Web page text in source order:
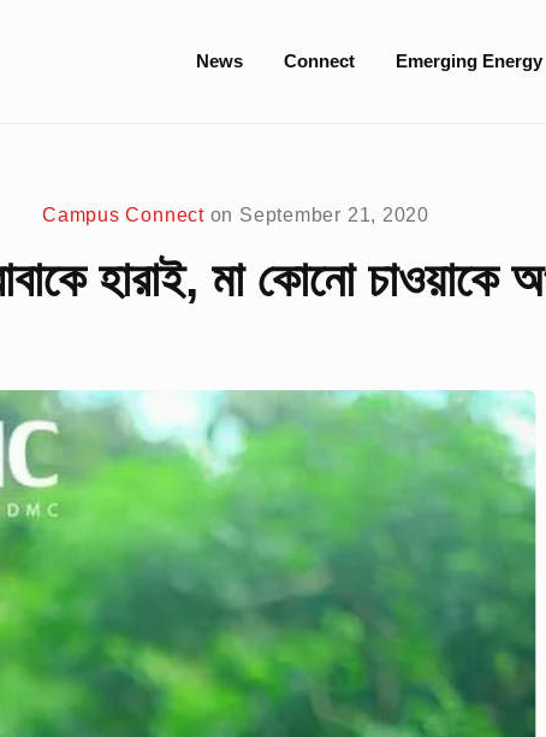
Site
News Connect Emerging Energy
Campus Connect on September 21, 2020
হারাই, মা কোনো চাওয়াকে